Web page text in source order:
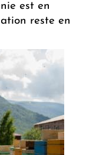
est en
reste en